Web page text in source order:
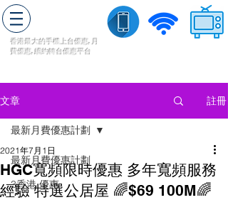
香港最大的手機上台優惠, 月
費優惠,續約轉台優惠平台
文章 註冊
最新月費優惠計劃
3香港 優惠
最新月費優惠計劃
HGC寬頻限時優惠 多年寬頻服務
經驗 特選公居屋 🌈$69 100M🌈
2021年7月1日